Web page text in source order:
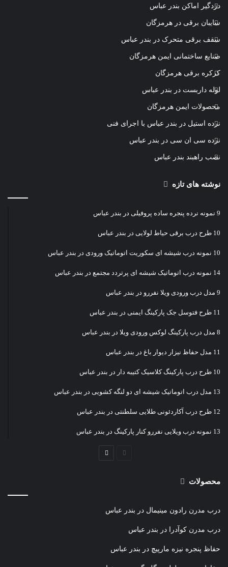
دزدگیر اماکن بندر عباس
سایبان برقی در هرمزگان
سقف برقی متحرک در بندر عباس
صنایع ساختمانی ایمن هرمزگان
کرکره برقی هرمزگان
لوله داربست در بندر عباس
محصولات ایمن هرمزگان
نرده استیل در بندر عباس با اجرای فنی
نرده سی ان سی در بندر عباس
نصب راهبند بندر عباس
نوشته های تازه
9 نمونه نرده پنجره ساده پروفیلی در بندر عباس
10 طرح درب برقی حیاط لولایی در بندر عباس
10 نمونه درب شیشه ای سکوریت اتوماتیک ورودی در بندر عباس
14 نمونه درب اتوماتیک شیشه ای پرتردد مجتمع در بندر عباس
9 مدل درب ورودی ویلا نفررو در بندر عباس
11 طرح فتوسل جک پارکینگ ایمنی در بندر عباس
8 مدل درب پارکینگ لوکس ورودی ویلا در بندر عباس
11 مدل حفاظ نیزار دیوار باغ در بندر عباس
10 طرح درب پارکینگ کلاسیک کتیبه دار در بندر عباس
13 مدل درب اتوماتیک شیشه ای دو لنگه کشویی در بندر عباس
12 طرح درب آکاردئونی طلایی سلطنتی در بندر عباس
13 نمونه درب ویلایی نفررو کنار پارکینگ در بندر عباس
صفحه
محصولات
درب مدرن رادون مینیمال در بندر عباس
درب مدرن کوآدرا در بندر عباس
حفاظ پنجره نیزه مارپیچ در بندر عباس